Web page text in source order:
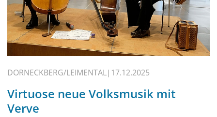
DORNECKBERG/LEIMENTAL 17.12.2025
Virtuose neue Volksmusik mit
Verve